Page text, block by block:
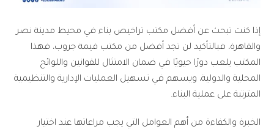
إذا كنت تبحث عن أفضل مكتب تراخيص بناء في محيط مدينة نصر
والقاهرة، فبالتأكيد لن تجد أفضل من مكتب قيمة جروب، فهذا
المكتب يلعب دورًا حيويًا في ضمان الامتثال للقوانين واللوائح
المحلية والدولية، ويسهم في تسهيل العمليات الإدارية والتنظيمية
المترتبة على عملية البناء.
الخبرة والكفاءة من أهم العوامل التي يجب مراعاتها عند اختيار